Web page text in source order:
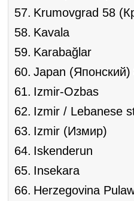
Krumovgrad 58
Kavala
Karabağlar
Japan (Японский)
Izmir-Ozbas
Izmir / Lebanese
Izmir (Измир)
Iskenderun
Insekara
Herzegovina